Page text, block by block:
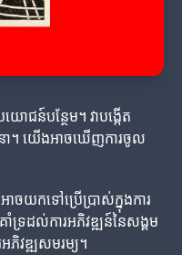
ោជន៍បន្ថែម។ វាបង្កើត
នា។ យើងអាចឃើញការចូល
ាចយកទៅប្រើប្រាស់ក្នុងការ
ាំទ្រដល់ការអភិវឌ្ឍន៍នៃសង្គម
ភិវឌ្ឍសមរម្យ។